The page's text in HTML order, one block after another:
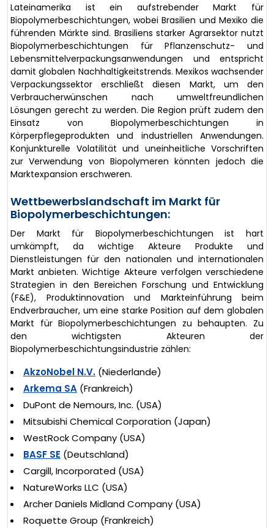
Lateinamerika ist ein aufstrebender Markt für
Biopolymerbeschichtungen, wobei Brasilien und Mexiko die
führenden Märkte sind. Brasiliens starker Agrarsektor nutzt
Biopolymerbeschichtungen für Pflanzenschutz- und
Lebensmittelverpackungsanwendungen und entspricht
damit globalen Nachhaltigkeitstrends. Mexikos wachsender
Verpackungssektor erschließt diesen Markt, um den
Verbraucherwünschen nach umweltfreundlichen
Lösungen gerecht zu werden. Die Region prüft zudem den
Einsatz von Biopolymerbeschichtungen in
Körperpflegeprodukten und industriellen Anwendungen.
Konjunkturelle Volatilität und uneinheitliche Vorschriften
zur Verwendung von Biopolymeren könnten jedoch die
Marktexpansion erschweren.
Wettbewerbslandschaft im Markt für
Biopolymerbeschichtungen:
Der Markt für Biopolymerbeschichtungen ist hart
umkämpft, da wichtige Akteure Produkte und
Dienstleistungen für den nationalen und internationalen
Markt anbieten. Wichtige Akteure verfolgen verschiedene
Strategien in den Bereichen Forschung und Entwicklung
(F&E), Produktinnovation und Markteinführung beim
Endverbraucher, um eine starke Position auf dem globalen
Markt für Biopolymerbeschichtungen zu behaupten. Zu
den wichtigsten Akteuren der
Biopolymerbeschichtungsindustrie zählen:
AkzoNobel N.V. (Niederlande)
Arkema SA (Frankreich)
DuPont de Nemours, Inc. (USA)
Mitsubishi Chemical Corporation (Japan)
WestRock Company (USA)
BASF SE (Deutschland)
Cargill, Incorporated (USA)
NatureWorks LLC (USA)
Archer Daniels Midland Company (USA)
Roquette Group (Frankreich)